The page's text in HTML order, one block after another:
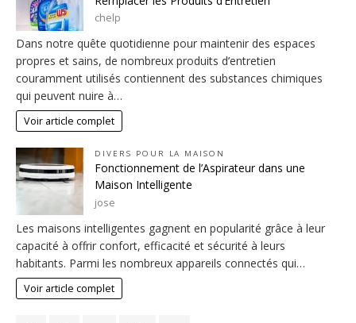
chelp
Dans notre quête quotidienne pour maintenir des espaces
propres et sains, de nombreux produits d’entretien
couramment utilisés contiennent des substances chimiques
qui peuvent nuire à…
Voir article complet
DIVERS POUR LA MAISON
Fonctionnement de l’Aspirateur dans une
Maison Intelligente
jose
Les maisons intelligentes gagnent en popularité grâce à leur
capacité à offrir confort, efficacité et sécurité à leurs
habitants. Parmi les nombreux appareils connectés qui…
Voir article complet